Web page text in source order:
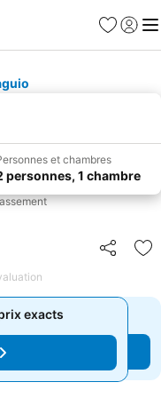
Favoris
Se
et chambres
personnes, 1 chambre
Partager
exacts
exacts